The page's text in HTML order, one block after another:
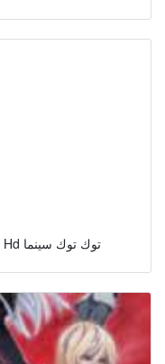
انمي Noblesse الحلقة 2 مترجمة Hd توك توك سينما